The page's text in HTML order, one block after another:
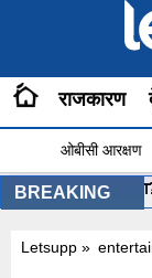
राजकारण
ओबीसी आरक्षण
BREAKING
धनुष्यबाण कोणाचा?
Letsupp »